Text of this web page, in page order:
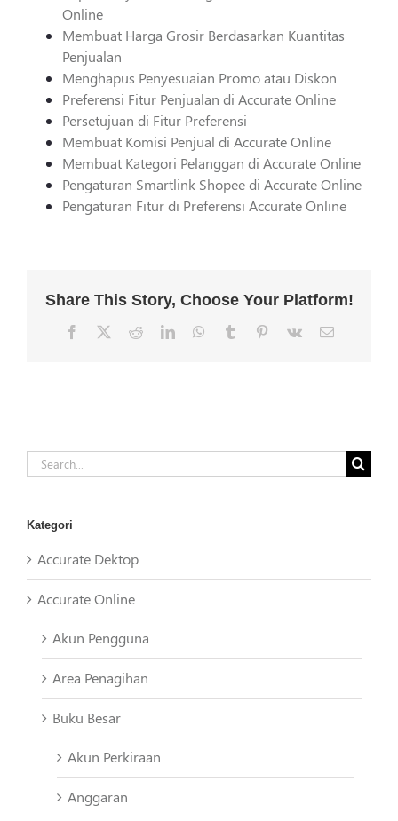
Online
Membuat Harga Grosir Berdasarkan Kuantitas
Penjualan
Menghapus Penyesuaian Promo atau Diskon
Preferensi Fitur Penjualan di Accurate Online
Persetujuan di Fitur Preferensi
Membuat Komisi Penjual di Accurate Online
Membuat Kategori Pelanggan di Accurate Online
Pengaturan Smartlink Shopee di Accurate Online
Pengaturan Fitur di Preferensi Accurate Online
Share This Story, Choose Your Platform!
Facebook RedditLinkedInWhatsApp
Tumblr Pinterest
Vk Email
Search
for:
Kategori
Accurate Dektop
Accurate Online
Akun Pengguna
Area Penagihan
Buku Besar
Akun Perkiraan
Anggaran